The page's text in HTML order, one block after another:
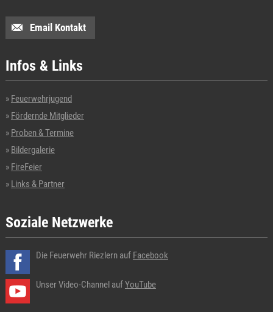
Email Kontakt
Infos & Links
Feuerwehrjugend
Fördernde Mitglieder
Proben & Termine
Bildergalerie
FireFeier
Links & Partner
Soziale Netzwerke
Die Feuerwehr Riezlern auf Facebook
Unser Video-Channel aufYouTube